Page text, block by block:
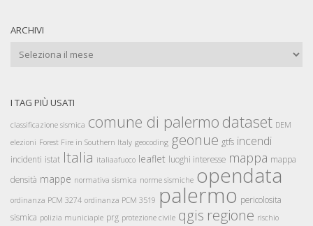
ARCHIVI
Archivi
I TAG PIÙ USATI
classificazione sismica comune di palermo dataset DEM
elezioni Forest Fire in Southern Italy geocoding geonue gtfs incendi
incidenti istat Italia italiaafuoco leaflet luoghi interesse mappa mappa
densità mappe normativa sismica norme sismiche opendata
ordinanza PCM 3274 ordinanza PCM 3519 palermo pericolosita
sismica polizia municiaple prg protezione civile qgis regione rischio